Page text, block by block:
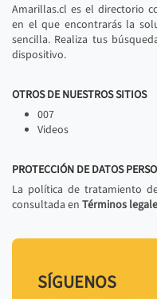
Amarillas.cl es el directorio
en el que encontrarás la
sencilla. Realiza tus
dispositivo.
OTROS DE NUESTROS SITIOS
007
Videos
PROTECCIÓN DE DATOS
La política de tratamiento
consultada en Términos
SÍGUENOS